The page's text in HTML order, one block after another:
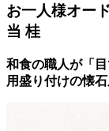
お一人様オー
当 桂
和食の職人が「
用盛り付けの懐